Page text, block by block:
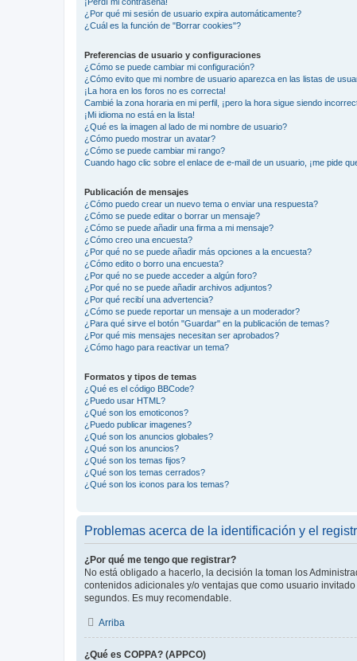
¿Por qué mi sesión de usuario expira automáticamente?
¿Cuál es la función de "Borrar cookies"?
Preferencias de usuario y configuraciones
¿Cómo se puede cambiar mi configuración?
¿Cómo evito que mi nombre de usuario aparezca en las listas de
¡La hora en los foros no es correcta!
Cambié la zona horaria en mi perfil, ¡pero la hora sigue siendo
¡Mi idioma no está en la lista!
¿Qué es la imagen al lado de mi nombre de usuario?
¿Cómo puedo mostrar un avatar?
¿Cómo se puede cambiar mi rango?
Cuando hago clic sobre el enlace de e-mail de un usuario, ¡me pide
Publicación de mensajes
¿Cómo puedo crear un nuevo tema o enviar una respuesta?
¿Cómo se puede editar o borrar un mensaje?
¿Cómo se puede añadir una firma a mi mensaje?
¿Cómo creo una encuesta?
¿Por qué no se puede añadir más opciones a la encuesta?
¿Cómo edito o borro una encuesta?
¿Por qué no se puede acceder a algún foro?
¿Por qué no se puede añadir archivos adjuntos?
¿Por qué recibí una advertencia?
¿Cómo se puede reportar un mensaje a un moderador?
¿Para qué sirve el botón "Guardar" en la publicación de temas?
¿Por qué mis mensajes necesitan ser aprobados?
¿Cómo hago para reactivar un tema?
Formatos y tipos de temas
¿Qué es el código BBCode?
¿Puedo usar HTML?
¿Qué son los emoticonos?
¿Puedo publicar imagenes?
¿Qué son los anuncios globales?
¿Qué son los anuncios?
¿Qué son los temas fijos?
¿Qué son los temas cerrados?
¿Qué son los iconos para los temas?
Problemas acerca de la identificación y el
¿Por qué me tengo que registrar?
No está obligado a hacerlo, la decisión la toman los
contenidos adicionales y/o ventajas que como usuario
segundos. Es muy recomendable.
Arriba
¿Qué es COPPA? (APPCO)